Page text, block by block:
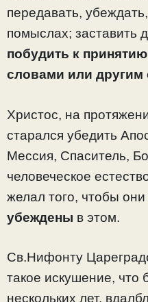
передавать,
помыслах; заставить
побудить к
словами или другим
Христос, на
старался убедить
Мессия, Спаситель,
человеческое
желал того, чтобы они
убеждены в этом.
Св.Нифонту
такое искушение, что
нескольких лет,